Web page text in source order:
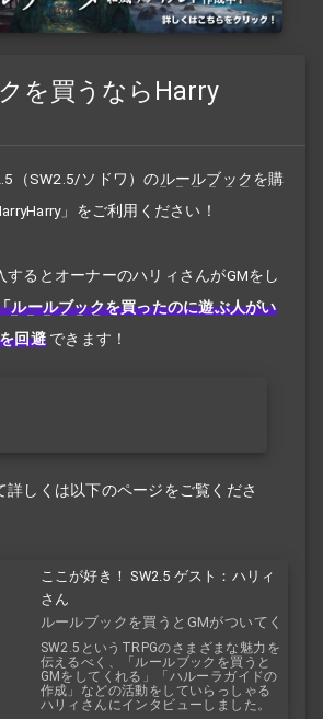
を買うならHarry
（SW2.5/ソドワ）のルールブックを購
」をご利用ください！
するとオーナーのハリィさんがGMをし
ルールブックを買ったのに遊ぶ人がい
回避 できます！
詳しくは以下のページをご覧くださ
ここが好き！ SW2.5 ゲスト：ハリィ
さん
ルールブックを買うとGMがついてく
る！？
SW2.5というTRPGのさまざまな魅力を
伝えるべく、「ルールブックを買うと
GMをしてくれる」「ハルーラガイドの
作成」などの活動をしていらっしゃる
ハリィさんにインタビューしました。